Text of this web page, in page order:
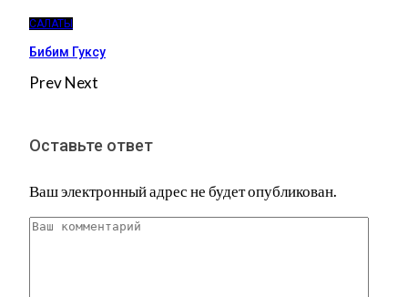
САЛАТЫ
Бибим Гуксу
PrevNext
Оставьте ответ
Ваш электронный адрес не будет опубликован.